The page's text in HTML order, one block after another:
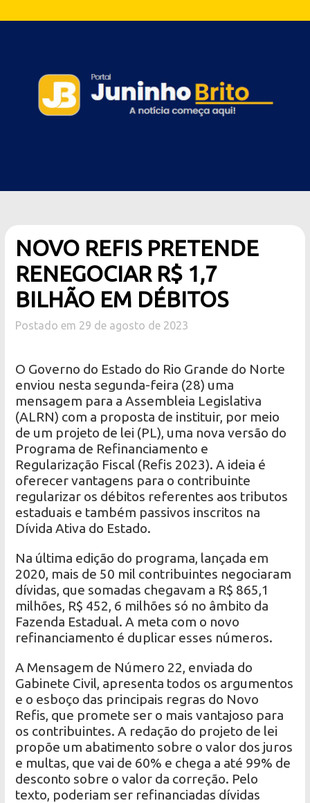
NOVO REFIS PRETENDE
RENEGOCIAR R$ 1,7
BILHÃO EM DÉBITOS
Postado em 29 de agosto de 2023
O Governo do Estado do Rio Grande do Norte
enviou nesta segunda-feira (28) uma
mensagem para a Assembleia Legislativa
(ALRN) com a proposta de instituir, por meio
de um projeto de lei (PL), uma nova versão do
Programa de Refinanciamento e
Regularização Fiscal (Refis 2023). A ideia é
oferecer vantagens para o contribuinte
regularizar os débitos referentes aos tributos
estaduais e também passivos inscritos na
Dívida Ativa do Estado.
Na última edição do programa, lançada em
2020, mais de 50 mil contribuintes negociaram
dívidas, que somadas chegavam a R$ 865,1
milhões, R$ 452, 6 milhões só no âmbito da
Fazenda Estadual. A meta com o novo
refinanciamento é duplicar esses números.
A Mensagem de Número 22, enviada do
Gabinete Civil, apresenta todos os argumentos
e o esboço das principais regras do Novo
Refis, que promete ser o mais vantajoso para
os contribuintes. A redação do projeto de lei
propõe um abatimento sobre o valor dos juros
e multas, que vai de 60% e chega a até 99% de
desconto sobre o valor da correção. Pelo
texto, poderiam ser refinanciadas dívidas